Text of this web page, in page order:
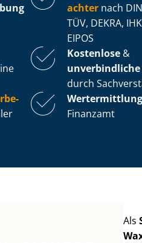
ach­ter nach
TÜV, DEKRA,
EIPOS
Kostenlose &
durch
Wertermittlung
Finanzamt
Als